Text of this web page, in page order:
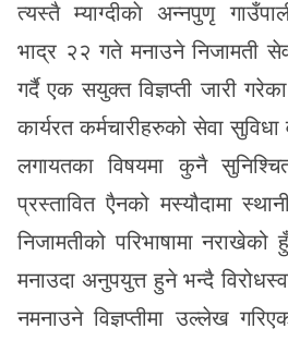
त्यस्तै म्याग्दीकाे अन्नपुणृ
भाद्र २२ गते मनाउने निजामती
गर्दै एक सयुक्त विज्ञप्ती जारी
कार्यरत कर्मचारीहरुको सेवा
लगायतका विषयमा कुनै
प्रस्तावित एैनको मस्यौदामा
निजामतीको परिभाषामा नराखेको
मनाउदा अनुपयुत्त हुने भन्दै
नमनाउने विज्ञप्तीमा उल्लेख